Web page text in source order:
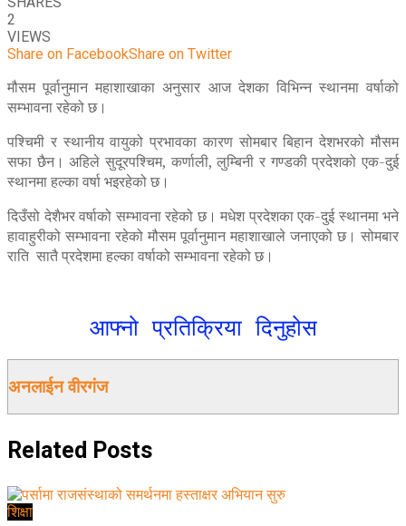
2
VIEWS
Share on FacebookShare on Twitter
मौसम पूर्वानुमान महाशाखाका अनुसार आज देशका विभिन्न स्थानमा वर्षाको
सम्भावना रहेको छ।
पश्चिमी र स्थानीय वायुको प्रभावका कारण सोमबार बिहान देशभरको मौसम
सफा छैन। अहिले सुदूरपश्चिम, कर्णाली, लुम्बिनी र गण्डकी प्रदेशको एक-दुई
स्थानमा हल्का वर्षा भइरहेको छ।
दिउँसो देशैभर वर्षाको सम्भावना रहेको छ। मधेश प्रदेशका एक-दुई स्थानमा भने
हावाहुरीको सम्भावना रहेको मौसम पूर्वानुमान महाशाखाले जनाएको छ। सोमबार
राति सातै प्रदेशमा हल्का वर्षाको सम्भावना रहेको छ।
आफ्नो प्रतिक्रिया दिनुहोस
अनलाईन वीरगंज
Related Posts
शिक्षा